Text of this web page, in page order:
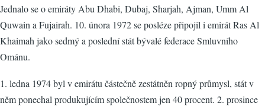
Jednalo se o emiráty Abu Dhabi, Dubaj, Sharjah, Ajman, Umm Al
Quwain a Fujairah. 10. února 1972 se posléze připojil i emirát Ras Al
Khaimah jako sedmý a poslední stát bývalé federace Smluvního
Ománu.
1. ledna 1974 byl v emirátu částečně zestátněn ropný průmysl, stát v
něm ponechal produkujícím společnostem jen 40 procent. 2. prosince